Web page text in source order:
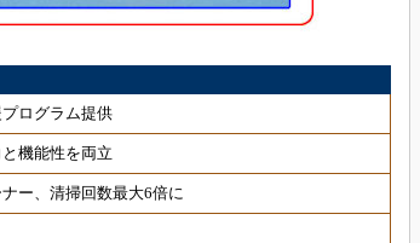
ログラム提供
機能性を両立
ー、清掃回数最大6倍に